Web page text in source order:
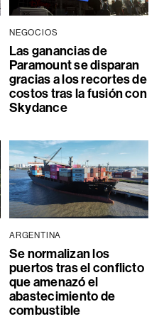
NEGOCIOS
Las ganancias de
Paramount se disparan
gracias a los recortes de
costos tras la fusión con
Skydance
ARGENTINA
Se normalizan los
puertos tras el conflicto
que amenazó el
abastecimiento de
combustible